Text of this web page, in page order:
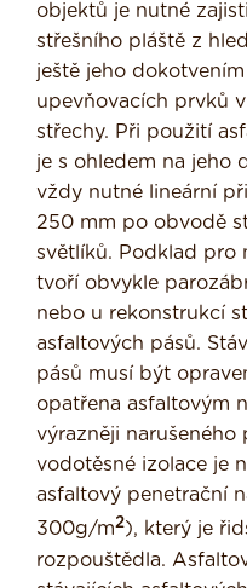
objektů je nutné
střešního pláště z
ještě jeho
upevňovacích prvků
střechy. Při použití
je s ohledem na jeho
vždy nutné lineární
250 mm po obvodě
světlíků. Podklad pro
tvoří obvykle
nebo u rekonstrukcí
asfaltových pásů.
pásů musí být
opatřena asfaltovým
výrazněji narušeného
vodotěsné izolace je
asfaltový penetrační
300g/m2), který je
rozpouštědla.